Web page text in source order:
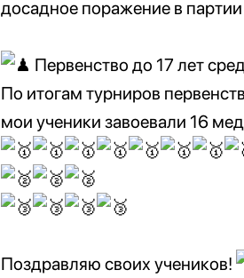
досадное поражение в
Первенство до 17 лет
По итогам турниров
мои ученики завоевали 16
Поздравляю своих учеников!